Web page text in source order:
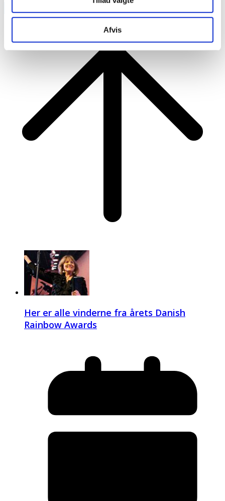
Afvis
RAINBOW BUSINESS DENMARK
Her er alle vinderne fra årets Danish
Rainbow Awards